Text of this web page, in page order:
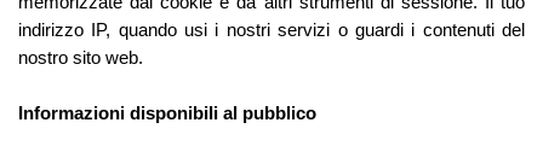
indirizzo IP, quando usi i nostri servizi o guardi i contenuti del
nostro sito web.
Informazioni disponibili al pubblico